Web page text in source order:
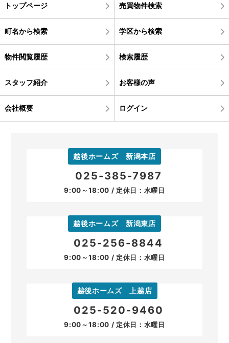
トップページ 売買物件検索
町名から検索 学区から検索
物件閲覧履歴 検索履歴
スタッフ紹介 お客様の声
会社概要 ログイン
越後ホームズ 新潟本店
025-385-7987
9:00～18:00 / 定休日：水曜日
越後ホームズ 新潟東店
025-256-8844
9:00～18:00 / 定休日：水曜日
越後ホームズ 上越店
025-520-9460
9:00～18:00 / 定休日：水曜日